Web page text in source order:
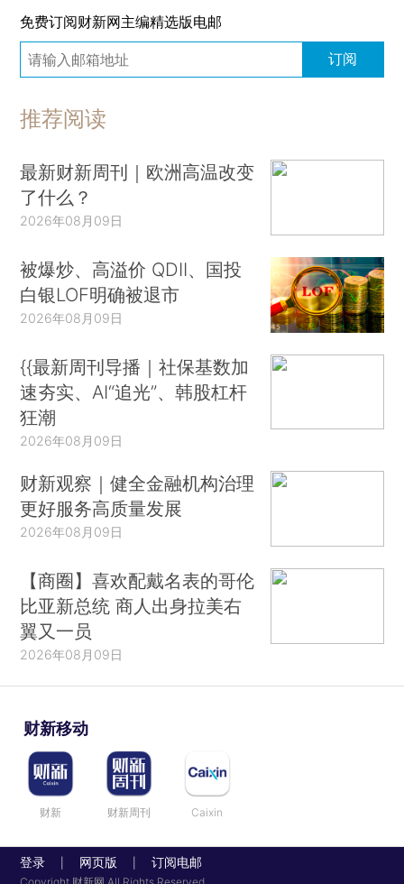
免费订阅财新网主编精选版电邮
订阅
推荐阅读
最新财新周刊｜欧洲高温改变
了什么？
2026年08月09日
被爆炒、高溢价 QDII、国投
白银LOF明确被退市
2026年08月09日
{{最新周刊导播｜社保基数加
速夯实、AI“追光”、韩股杠杆
狂潮
2026年08月09日
财新观察｜健全金融机构治理
更好服务高质量发展
2026年08月09日
【商圈】喜欢配戴名表的哥伦
比亚新总统 商人出身拉美右
翼又一员
2026年08月09日
财新移动
财新 财新周刊 Caixin
登录 网页版 订阅电邮